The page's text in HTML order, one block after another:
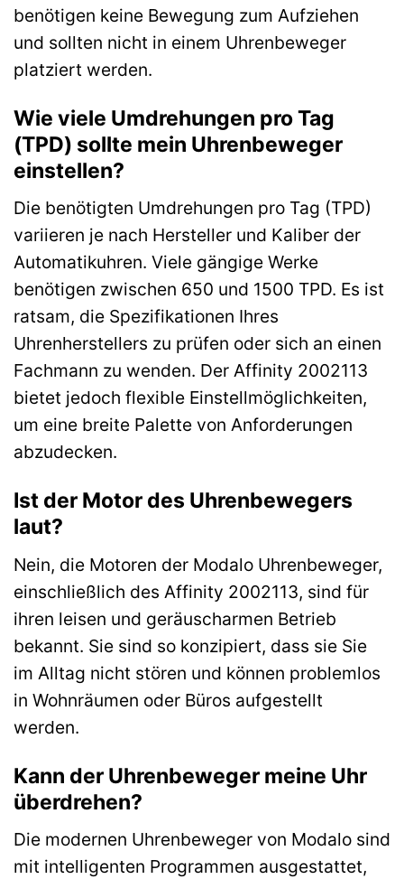
benötigen keine Bewegung zum Aufziehen
und sollten nicht in einem Uhrenbeweger
platziert werden.
Wie viele Umdrehungen pro Tag
(TPD) sollte mein Uhrenbeweger
einstellen?
Die benötigten Umdrehungen pro Tag (TPD)
variieren je nach Hersteller und Kaliber der
Automatikuhren. Viele gängige Werke
benötigen zwischen 650 und 1500 TPD. Es ist
ratsam, die Spezifikationen Ihres
Uhrenherstellers zu prüfen oder sich an einen
Fachmann zu wenden. Der Affinity 2002113
bietet jedoch flexible Einstellmöglichkeiten,
um eine breite Palette von Anforderungen
abzudecken.
Ist der Motor des Uhrenbewegers
laut?
Nein, die Motoren der Modalo Uhrenbeweger,
einschließlich des Affinity 2002113, sind für
ihren leisen und geräuscharmen Betrieb
bekannt. Sie sind so konzipiert, dass sie Sie
im Alltag nicht stören und können problemlos
in Wohnräumen oder Büros aufgestellt
werden.
Kann der Uhrenbeweger meine Uhr
überdrehen?
Die modernen Uhrenbeweger von Modalo sind
mit intelligenten Programmen ausgestattet,